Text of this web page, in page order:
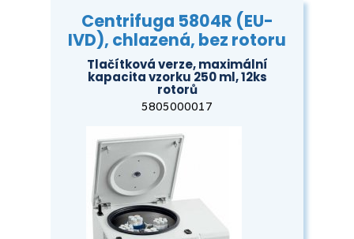
Centrifuga 5804R (EU-
IVD), chlazená, bez rotoru
Tlačítková verze, maximální
kapacita vzorku 250 ml, 12ks
rotorů
5805000017